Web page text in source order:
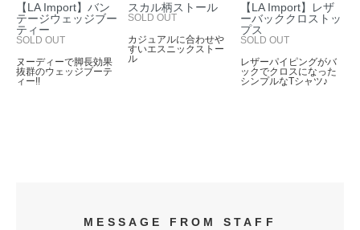
【LA Import】バン
テージウェッジブー
ティー
SOLD OUT
ヌーディーで脚長効果
抜群のウェッジブーテ
ィー!!
スカル柄ストール
SOLD OUT
カジュアルに合わせや
すいエスニックストー
ル
【LA Import】レザ
ーバッククロストッ
プス
SOLD OUT
レザーパイピングがバ
ックでクロスになった
シンプルなTシャツ♪
MESSAGE FROM STAFF